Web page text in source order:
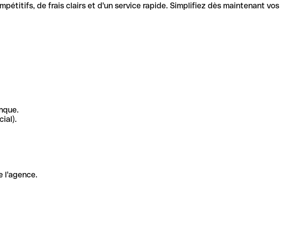
de frais clairs et d'un service rapide. Simplifiez dès maintenant vos
l'agence.